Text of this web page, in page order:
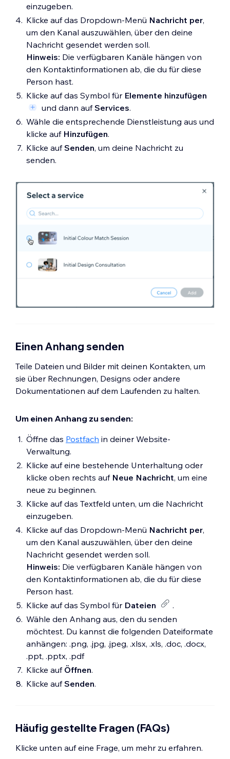
einzugeben.
Klicke auf das Dropdown-Menü Nachricht per,
um den Kanal auszuwählen, über den deine
Nachricht gesendet werden soll.
Hinweis: Die verfügbaren Kanäle hängen von
den Kontaktinformationen ab, die du für diese
Person hast.
Klicke auf das Symbol für Elemente hinzufügen
und dann aufServices.
Wähle die entsprechende Dienstleistung aus und
klicke auf Hinzufügen.
Klicke aufSenden, um deine Nachricht zu
senden.
Einen Anhang senden
Teile Dateien und Bilder mit deinen Kontakten, um
sie über Rechnungen, Designs oder andere
Dokumentationen auf dem Laufenden zu halten.
Um einen Anhang zu senden:
Öffne das Postfach in deiner Website-
Verwaltung.
Klicke auf eine bestehende Unterhaltung oder
klicke oben rechts auf Neue Nachricht, um eine
neue zu beginnen.
Klicke auf das Textfeld unten, um die Nachricht
einzugeben.
Klicke auf das Dropdown-Menü Nachricht per,
um den Kanal auszuwählen, über den deine
Nachricht gesendet werden soll.
Hinweis: Die verfügbaren Kanäle hängen von
den Kontaktinformationen ab, die du für diese
Person hast.
Klicke auf das Symbol für Dateien
.
Wähle den Anhang aus, den du senden
möchtest. Du kannst die folgenden Dateiformate
anhängen: .png, .jpg, .jpeg, .xlsx, .xls, .doc, .docx,
.ppt, .pptx, .pdf
Klicke auf Öffnen.
Klicke aufSenden.
Häufig gestellte Fragen (FAQs)
Klicke unten auf eine Frage, um mehr zu erfahren.